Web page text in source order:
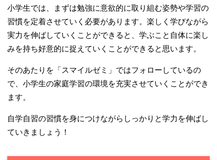
小学生では、まずは勉強に意欲的に取り組む姿勢や学習の
習慣を定着させていく必要があります。楽しく学びながら
実力を伸ばしていくことができると、学ぶこと自体に楽し
みを持ち好意的に捉えていくことができると思います。
そのあたりを「スマイルゼミ」ではフォローしているの
で、小学生の家庭学習の環境を充実させていくことができ
ます。
自学自習の習慣を身につけながらしっかりと学力を伸ばし
ていきましょう！